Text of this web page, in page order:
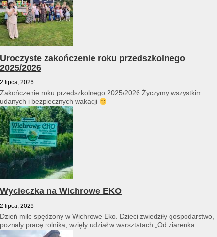
Uroczyste zakończenie roku przedszkolnego
2025/2026
2 lipca, 2026
Zakończenie roku przedszkolnego 2025/2026 Życzymy wszystkim
udanych i bezpiecznych wakacji
Wycieczka na Wichrowe EKO
2 lipca, 2026
Dzień mile spędzony w Wichrowe Eko. Dzieci zwiedziły gospodarstwo,
poznały pracę rolnika, wzięły udział w warsztatach „Od ziarenka...